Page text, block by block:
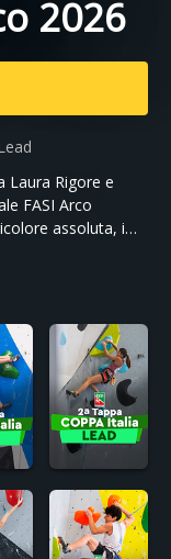
2026
Laura Rigore e
FASI Arco
assoluta, i